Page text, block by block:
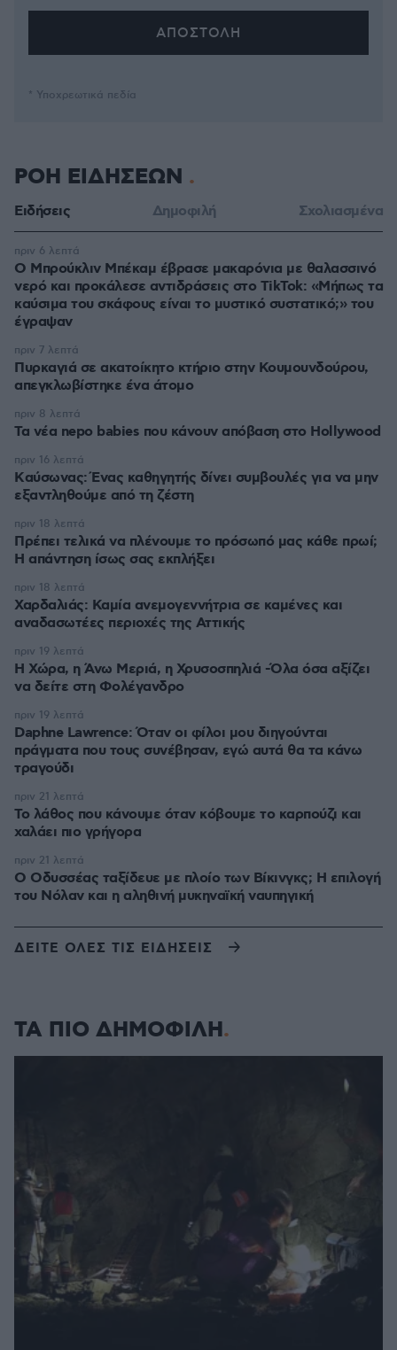
* Υποχρεωτικά πεδία
ΡΟΗ ΕΙΔΗΣΕΩΝ
Ειδήσεις Δημοφιλή Σχολιασμένα
Ο Μπρούκλιν Μπέκαμ έβρασε μακαρόνια με θαλασσινό
νερό και προκάλεσε αντιδράσεις στο TikTok: «Μήπως τα
καύσιμα του σκάφους είναι το μυστικό συστατικό;» του
έγραψαν
πριν 6 λεπτά
Πυρκαγιά σε ακατοίκητο κτήριο στην Κουμουνδούρου,
απεγκλωβίστηκε ένα άτομο
πριν 7 λεπτά
Τα νέα nepo babies που κάνουν απόβαση στο Hollywood
πριν 8 λεπτά
Kαύσωνας: Ένας καθηγητής δίνει συμβουλές για να μην
εξαντληθούμε από τη ζέστη
πριν 16 λεπτά
Πρέπει τελικά να πλένουμε το πρόσωπό μας κάθε πρωί;
Η απάντηση ίσως σας εκπλήξει
πριν 18 λεπτά
Χαρδαλιάς: Καμία ανεμογεννήτρια σε καμένες και
αναδασωτέες περιοχές της Αττικής
πριν 18 λεπτά
Η Χώρα, η Άνω Μεριά, η Χρυσοσπηλιά -Όλα όσα αξίζει
να δείτε στη Φολέγανδρο
πριν 19 λεπτά
Daphne Lawrence: Όταν οι φίλοι μου διηγούνται
πράγματα που τους συνέβησαν, εγώ αυτά θα τα κάνω
τραγούδι
πριν 19 λεπτά
Το λάθος που κάνουμε όταν κόβουμε το καρπούζι και
χαλάει πιο γρήγορα
πριν 21 λεπτά
Ο Οδυσσέας ταξίδευε με πλοίο των Βίκινγκς; Η επιλογή
του Νόλαν και η αληθινή μυκηναϊκή ναυπηγική
πριν 21 λεπτά
ΔΕΙΤΕ ΟΛΕΣ ΤΙΣ ΕΙΔΗΣΕΙΣ
ΤΑ ΠΙΟ ΔΗΜΟΦΙΛΗ